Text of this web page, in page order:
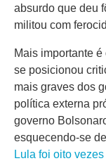
absurdo que deu
militou com
Mais importante
se posicionou
mais graves dos
política externa
governo
esquecendo-se
Lula foi oito